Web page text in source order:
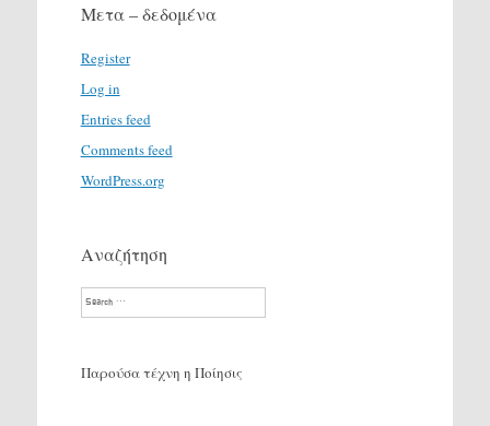
Μετα – δεδομένα
Register
Log in
Entries feed
Comments feed
WordPress.org
Αναζήτηση
Search
Παρούσα τέχνη η Ποίησις